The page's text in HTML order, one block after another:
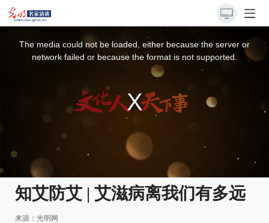
The media could not be loaded, either because the server or
network failed or because the format is not supported.
知艾防艾 | 艾滋病离我们有多远
来源： 光明网